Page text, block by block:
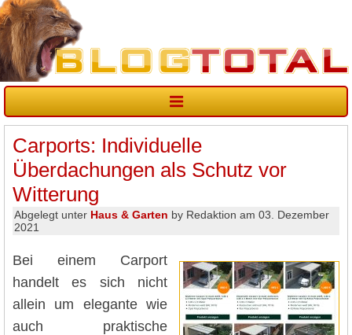
Carports: Individuelle
Überdachungen als Schutz vor
Witterung
Abgelegt unter Haus & Garten by Redaktion am 03. Dezember
2021
Bei einem Carport
handelt es sich nicht
allein um elegante wie
auch praktische